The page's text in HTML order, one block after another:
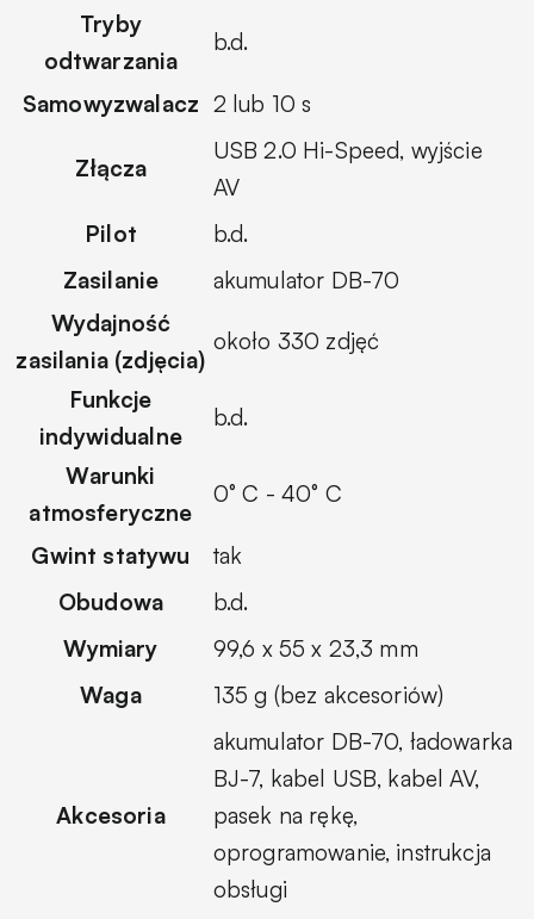
Tryby
odtwarzania
b.d.
Samowyzwalacz 2 lub 10 s
Złącza
USB 2.0 Hi-Speed, wyjście
AV
Pilot
b.d.
Zasilanie
akumulator DB-70
Wydajność
zasilania (zdjęcia)
około 330 zdjęć
Funkcje
indywidualne
b.d.
Warunki
atmosferyczne
0° C - 40° C
Gwint statywu
tak
Obudowa
b.d.
Wymiary
99,6 x 55 x 23,3 mm
Waga
135 g (bez akcesoriów)
Akcesoria
akumulator DB-70, ładowarka
BJ-7, kabel USB, kabel AV,
pasek na rękę,
oprogramowanie, instrukcja
obsługi